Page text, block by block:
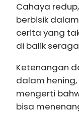
Cahaya
berbisik
cerita yang
di balik
Ketenangan
dalam
mengerti
bisa